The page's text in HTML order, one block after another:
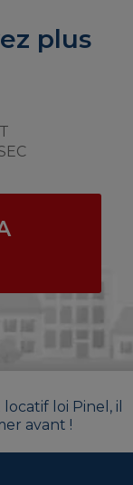
plus
loi Pinel, il
avant !